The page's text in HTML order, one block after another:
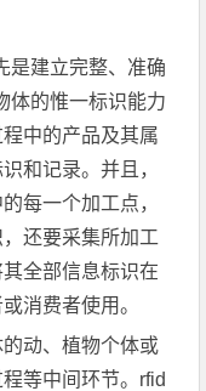
是建立完整、准确
体的惟一标识能力
中的产品及其属
和记录。并且，
每一个加工点，
还要采集所加工
全部信息标识在
消费者使用。
动、植物个体或
等中间环节。rfid